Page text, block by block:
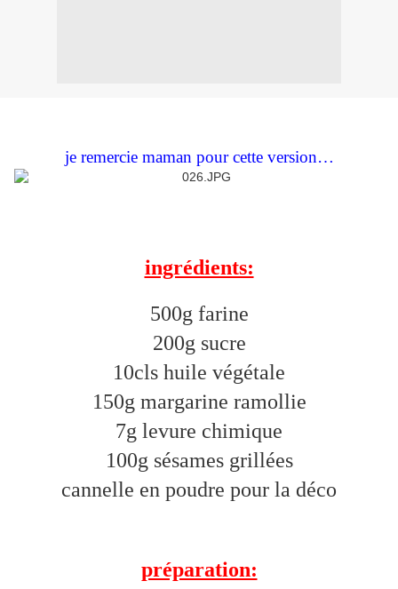
je remercie maman pour cette version…
ingrédients:
500g farine
200g sucre
10cls huile végétale
150g margarine ramollie
7g levure chimique
100g sésames grillées
cannelle en poudre pour la déco
préparation: